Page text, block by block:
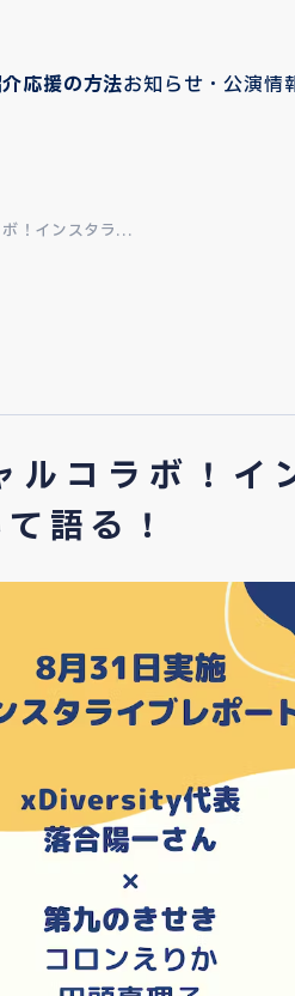
応援の方法お知らせ・公演情
！インスタラ...
ルコラボ！イ
語る！